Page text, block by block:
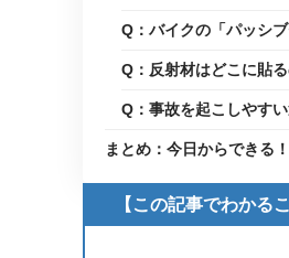
Q：バイクの「パッシ
Q：反射材はどこに貼
Q：事故を起こしやす
まとめ：今日からできる
【この記事でわかるこ